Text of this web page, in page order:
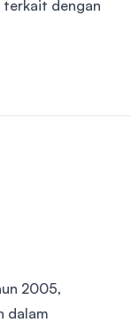
terkait dengan
2005,
dalam